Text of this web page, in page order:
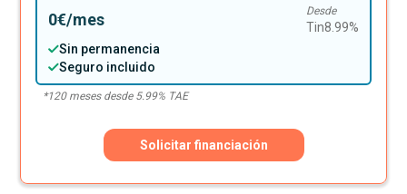
0€/mes Desde
Tin8.99%
Sin permanencia
Seguro incluido
*120meses desde 5.99% TAE
Solicitar financiación